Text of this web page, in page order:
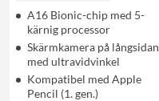
A16 Bionic-chip med 5-
kärnig processor
Skärmkamera på långsidan
med ultravidvinkel
Kompatibel med Apple
Pencil (1. gen.)